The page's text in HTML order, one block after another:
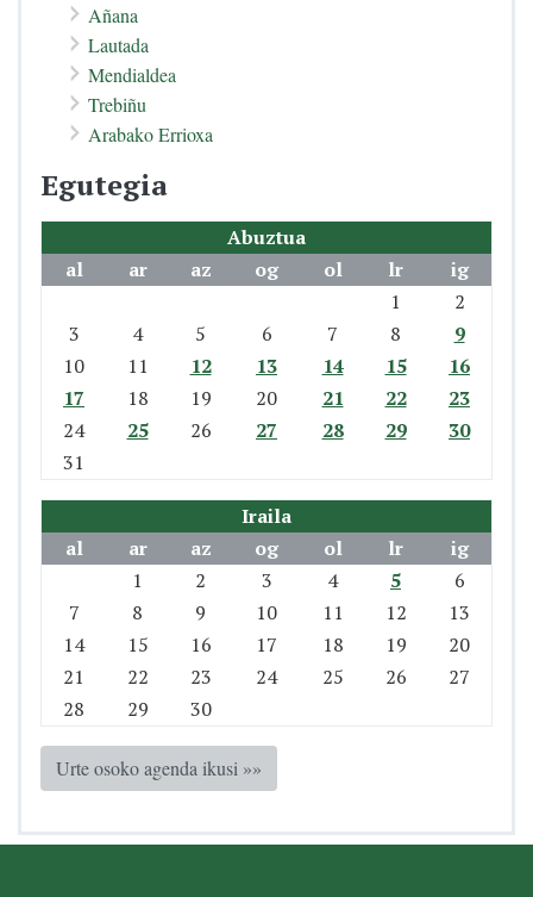
Añana
Lautada
Mendialdea
Trebiñu
Arabako Errioxa
Egutegia
Abuztua
al
ar az og ol lr
ig
1
2
3
4 5 6 7 8
9
10
11 12 13 14 15
16
17
18 19 20 21 22
23
24
25 26 27 28 29
30
31
Iraila
al
ar az og ol lr
ig
1
2 3 4 5
6
7
8 9 10 11 12
13
14
15 16 17 18 19
20
21
22 23 24 25 26
27
28
29 30
Urte osoko agenda ikusi »»